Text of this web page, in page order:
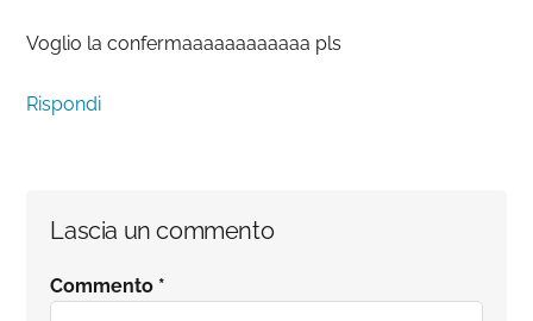
Voglio la confermaaaaaaaaaaaa pls
Rispondi
Lascia un commento
Commento *